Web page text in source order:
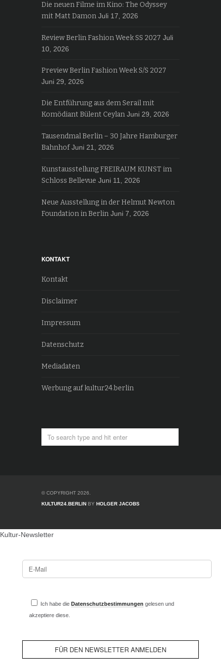
Die neuen Filme im Kino: The Odyssey
mit Matt Damon Juli 17, 2026
Review Berlin Fashion Week SS 2027 Juli
10, 2026
Preview Berlin Fashion Week S/S 2027
Juni 29, 2026
Die Entführung aus dem Serail mit
Komödiant Bülent Ceylan Juni 29, 2026
Tausendmal Berlin – 30 Jahre Hamburger
Bahnhof Juni 21, 2026
Kunstausstellung FREIRAUM KUNST im
Schloss Bellevue Juni 11, 2026
Neue Ausstellung in der Helmut Newton
Foundation in Berlin Juni 7, 2026
KONTAKT
Kontakt
Disclaimer
Impressum
Datenschutz
Mediadaten
Werbung auf kultur24.berlin
© COPYRIGHT 2026.
KULTUR24.BERLINBY HOLGER JACOBS
Kultur-Newsletter
Ich habe die Datenschutzbestimmungen gelesen und
akzeptiere diese.